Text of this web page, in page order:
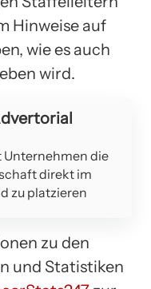
Hinweise auf
wie es auch
wird.
Unternehmen die
direkt im
zu platzieren
zu den
und Statistiken